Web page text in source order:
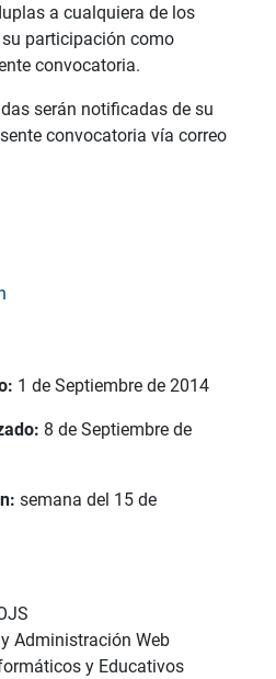
a cualquiera de los
participación como
convocatoria.
serán notificadas de su
convocatoria vía correo
1 de Septiembre de 2014
8 de Septiembre de
semana del 15 de
Administración Web
y Educativos